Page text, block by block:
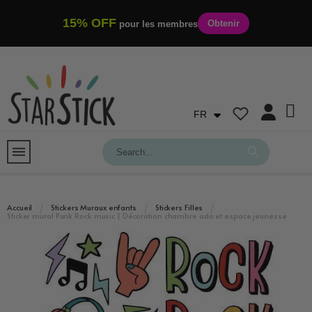
15% OFF pour les membres Obtenir
FR
Accueil Stickers Muraux enfants
Stickers Filles
Sticker mural Punk Rock music | Décoration chambre ado et espace jeunesse